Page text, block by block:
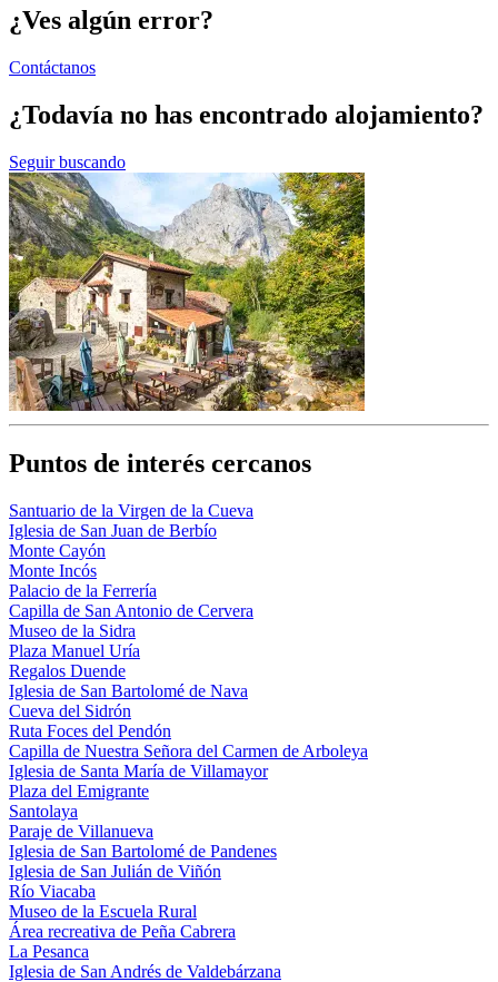
¿Ves algún error?
Contáctanos
¿Todavía no has encontrado alojamiento?
Seguir buscando
Puntos de interés cercanos
Santuario de la Virgen de la Cueva
Iglesia de San Juan de Berbío
Monte Cayón
Monte Incós
Palacio de la Ferrería
Capilla de San Antonio de Cervera
Museo de la Sidra
Plaza Manuel Uría
Regalos Duende
Iglesia de San Bartolomé de Nava
Cueva del Sidrón
Ruta Foces del Pendón
Capilla de Nuestra Señora del Carmen de Arboleya
Iglesia de Santa María de Villamayor
Plaza del Emigrante
Santolaya
Paraje de Villanueva
Iglesia de San Bartolomé de Pandenes
Iglesia de San Julián de Viñón
Río Viacaba
Museo de la Escuela Rural
Área recreativa de Peña Cabrera
La Pesanca
Iglesia de San Andrés de Valdebárzana